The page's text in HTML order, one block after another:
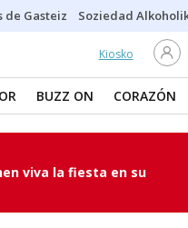
de Gasteiz Soziedad
Kiosko
BUZZ ON CORAZÓN
viva la fiesta en su